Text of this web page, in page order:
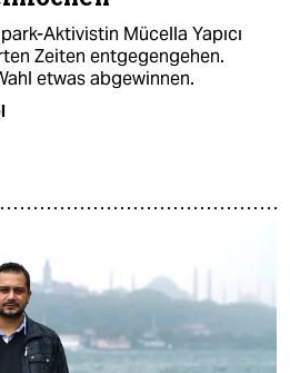
Aktivistin Mücella Yapıcı
Zeiten entgegengehen.
etwas abgewinnen.